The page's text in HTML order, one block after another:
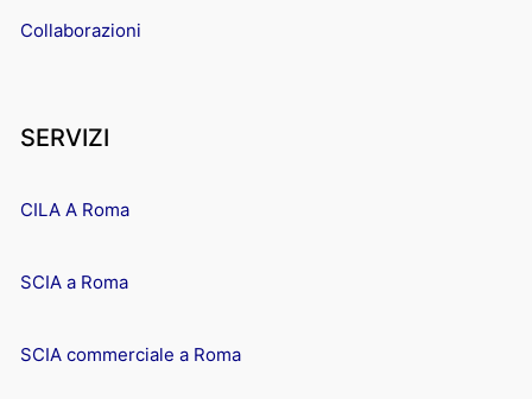
Collaborazioni
SERVIZI
CILA A Roma
SCIA a Roma
SCIA commerciale a Roma